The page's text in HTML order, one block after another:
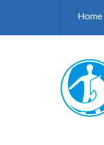
Home